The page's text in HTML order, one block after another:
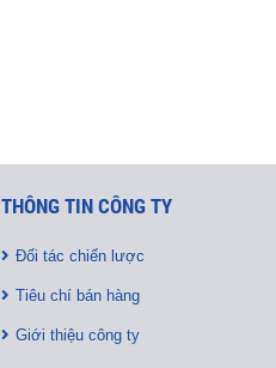
THÔNG TIN CÔNG TY
Đối tác chiến lược
Tiêu chí bán hàng
Giới thiệu công ty